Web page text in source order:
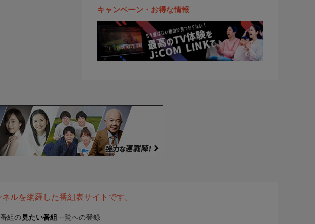
キャンペーン・お得な情報
ルを網羅した番組表サイトです。
組の 見たい番組 一覧への登録